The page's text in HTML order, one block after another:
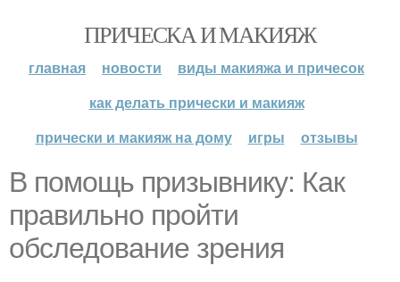
ПРИЧЕСКА И МАКИЯЖ
главная новости
виды макияжа и причесок
как делать прически и макияж
прически и макияж на дому
игры отзывы
В помощь призывнику: Как
правильно пройти
обследование зрения